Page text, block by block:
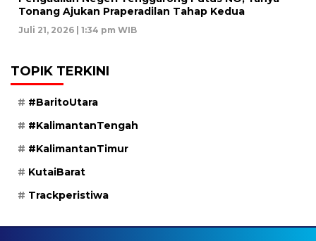
Tonang Ajukan Praperadilan Tahap Kedua
Juli 21, 2026 | 1:34 pm WIB
TOPIK TERKINI
#BaritoUtara
#KalimantanTengah
#KalimantanTimur
KutaiBarat
Trackperistiwa